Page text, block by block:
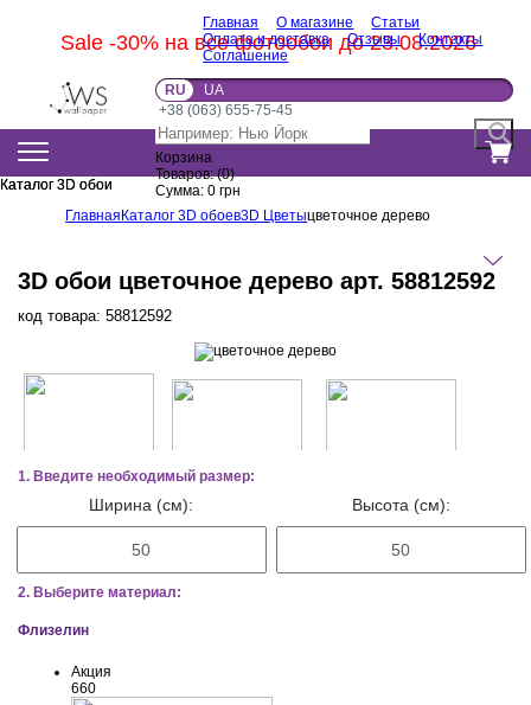
Sale -30% на все фотообои до 23.08.2026
Главная О магазине
Статьи
Оплата и доставка
Отзывы
Контакты
Соглашение
RU
UA
+38 (063) 655-75-45
Корзина
Товаров:(0)
Сумма: 0 грн
Каталог 3D обои
Каталог 3D обои
Главная Каталог 3D обоев3D Цветыцветочное дерево
3D обои цветочное дерево арт. 58812592
код товара: 58812592
1. Введите необходимый размер:
Ширина (см): Высота (см):
2. Выберите материал:
Флизелин
Акция
660